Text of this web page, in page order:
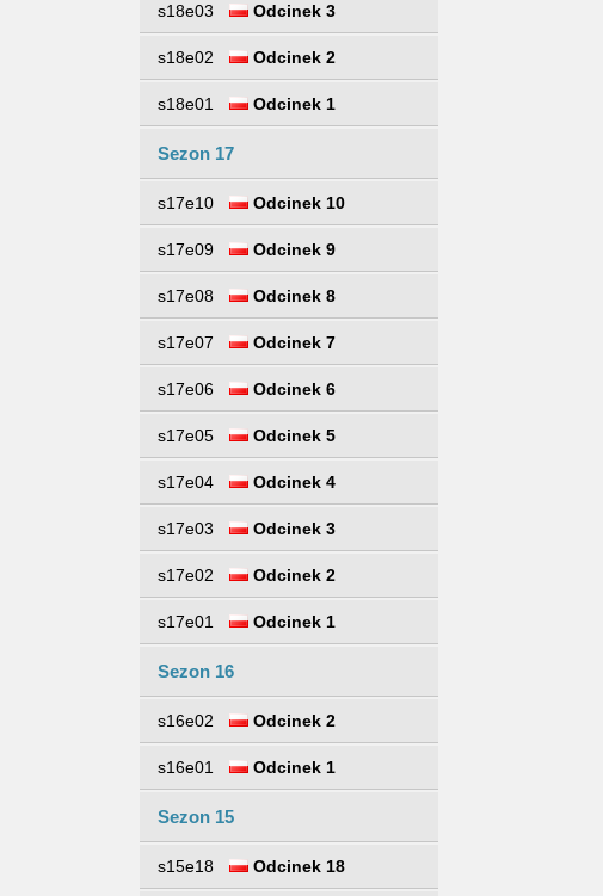
s18e03 Odcinek 3
s18e02 Odcinek 2
s18e01 Odcinek 1
Sezon 17
s17e10 Odcinek 10
s17e09 Odcinek 9
s17e08 Odcinek 8
s17e07 Odcinek 7
s17e06 Odcinek 6
s17e05 Odcinek 5
s17e04 Odcinek 4
s17e03 Odcinek 3
s17e02 Odcinek 2
s17e01 Odcinek 1
Sezon 16
s16e02 Odcinek 2
s16e01 Odcinek 1
Sezon 15
s15e18 Odcinek 18